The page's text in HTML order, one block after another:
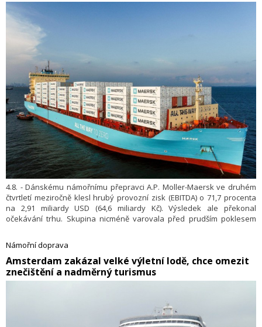
4.8. - Dánskému námořnímu přepravci A.P. Moller-Maersk ve druhém
čtvrtletí meziročně klesl hrubý provozní zisk (EBITDA) o 71,7 procenta
na 2,91 miliardy USD (64,6 miliardy Kč). Výsledek ale překonal
očekávání trhu. Skupina nicméně varovala před prudším poklesem
k němuž přispívá utlumený hospodářský růst a snižování zásob
u zákazníků. Firma o tom informovala ve zprávě o výsledcích
hospodaření.
Námořní doprava
Amsterdam zakázal velké výletní lodě, chce omezit
znečištění a nadměrný turismus